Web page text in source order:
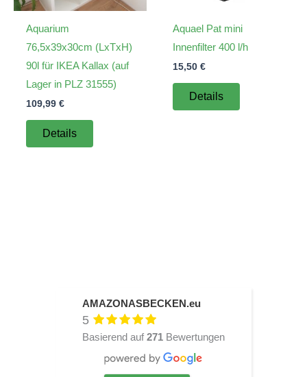
Aquarium
76,5x39x30cm (LxTxH)
90l für IKEA Kallax (auf
Lager in PLZ 31555)
109,99 €
Details
Aquael Pat mini
Innenfilter 400 l/h
15,50 €
Details
AMAZONASBECKEN.eu
5
Basierend auf 271 Bewertungen